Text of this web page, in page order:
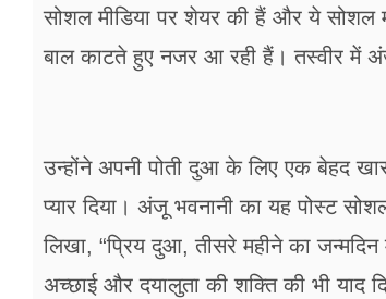
शिक्षा
अन्य खबरें
सोशल मीडिया पर शेयर की हैं और ये सोशल
बाल काटते हुए नजर आ रही हैं। तस्वीर में
उन्होंने अपनी पोती दुआ के लिए एक बेहद
प्यार दिया। अंजू भवनानी का यह पोस्ट
लिखा, “प्रिय दुआ, तीसरे महीने का जन्मदिन
अच्छाई और दयालुता की शक्ति की भी याद